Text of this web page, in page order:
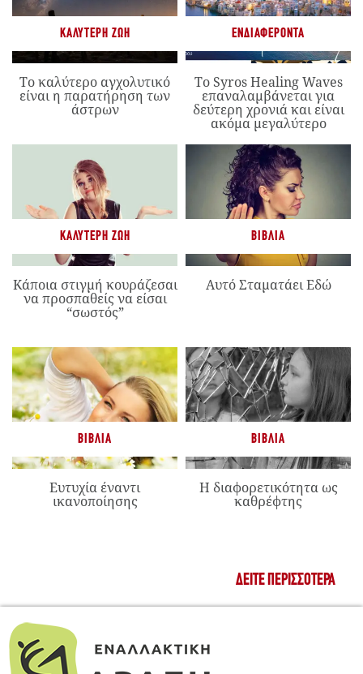
ΚΑΛΎΤΕΡΗ ΖΩΉ
Το καλύτερο αγχολυτικό
είναι η παρατήρηση των
άστρων
ΕΝΔΙΑΦΈΡΟΝΤΑ
Το Syros Healing Waves
επαναλαμβάνεται για
δεύτερη χρονιά και είναι
ακόμα μεγαλύτερο
ΚΑΛΎΤΕΡΗ ΖΩΉ
Κάποια στιγμή κουράζεσαι
να προσπαθείς να είσαι
“σωστός”
ΒΙΒΛΊΑ
Αυτό Σταματάει Εδώ
ΒΙΒΛΊΑ
Ευτυχία έναντι
ικανοποίησης
ΒΙΒΛΊΑ
Η διαφορετικότητα ως
καθρέφτης
ΔΕΊΤΕ ΠΕΡΙΣΣΌΤΕΡΑ